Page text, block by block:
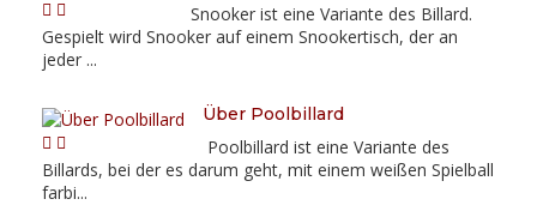
Snooker ist eine Variante des Billard.
Gespielt wird Snooker auf einem Snookertisch, der an
jeder ...
Über Poolbillard
Poolbillard ist eine Variante des
Billards, bei der es darum geht, mit einem weißen Spielball
farbi...